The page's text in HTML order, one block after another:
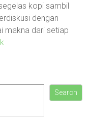
kopi sambil
dengan
makna dari setiap
Search